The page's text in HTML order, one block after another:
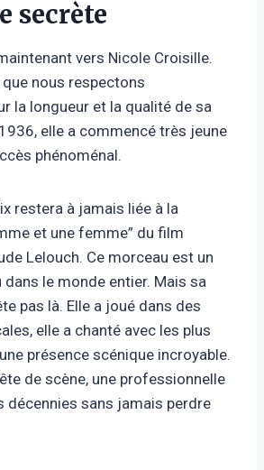
secrète
vers Nicole Croisille.
que nous respectons
la longueur et la qualité de sa
elle a commencé très jeune
phénoménal.
restera à jamais liée à la
et une femme” du film
Lelouch. Ce morceau est un
dans le monde entier. Mais sa
pas là. Elle a joué dans des
elle a chanté avec les plus
présence scénique incroyable.
de scène, une professionnelle
décennies sans jamais perdre